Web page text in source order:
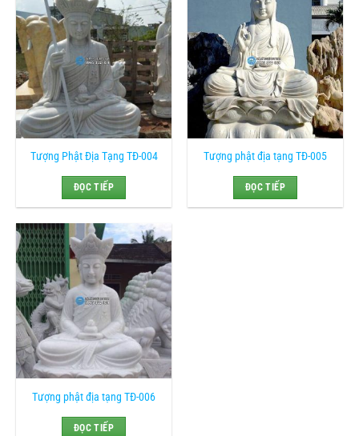
Tượng Phật Địa Tạng TĐ-004
ĐỌC TIẾP
Tượng phật địa tạng TĐ-005
ĐỌC TIẾP
Tượng phật địa tạng TĐ-006
ĐỌC TIẾP